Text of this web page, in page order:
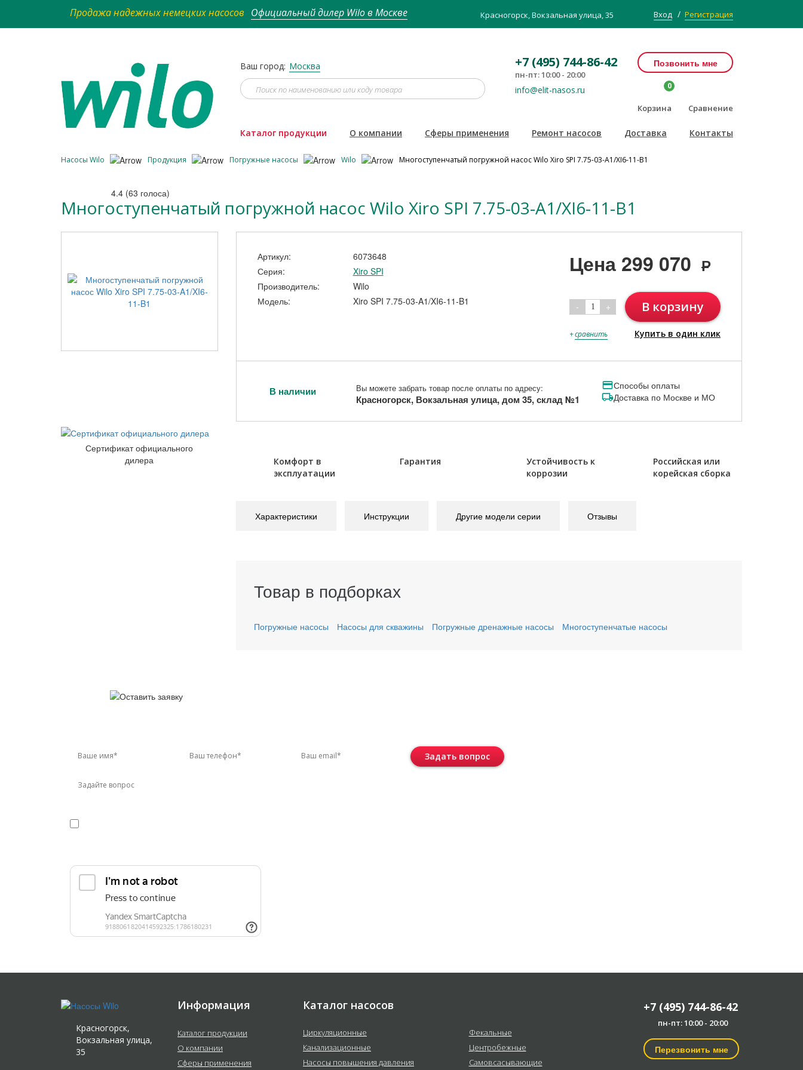
Продажа надежных немецких насосов Официальный дилер Wilo в Москве Красногорск, Вокзальная улица, 35 Вход / Регистрация
Ваш город: Москва +7 (495) 744-86-42
пн-пт: 10:00 - 20:00
info@elit-nasos.ru
Позвонить мне
Корзина
0
Сравнение
Каталог продукции О компании Сферы применения Ремонт насосов Доставка Контакты
Насосы Wilo Продукция Погружные насосы Wilo Многоступенчатый погружной насос Wilo Xiro SPI 7.75-03-A1/XI6-11-B1
4.4 (63 голоса)
Многоступенчатый погружной насос Wilo Xiro SPI 7.75-03-A1/XI6-11-B1
Сертификат официального
дилера
Артикул:
6073648
Серия:
Xiro SPI
Производитель:
Wilo
Модель:
Xiro SPI 7.75-03-A1/XI6-11-B1
Цена 299 070 Р
- 1 + В корзину
+сравнить Купить в один клик
В наличии Вы можете забрать товар после оплаты по адресу:
Красногорск, Вокзальная улица, дом 35, склад №1
Способы оплаты
Доставка по Москве и МО
Комфорт в
эксплуатации
Гарантия
Устойчивость к
коррозии
Российская или
корейская сборка
Характеристики Инструкции Другие модели серии Отзывы
Товар в подборках
Погружные насосы Насосы для скважины Погружные дренажные насосы Многоступенчатые насосы
Задать вопрос
Красногорск,
Вокзальная улица,
35
Информация
Каталог продукции
О компании
Сферы применения
Каталог насосов
Циркуляционные
Канализационные
Насосы повышения давления
Фекальные
Центробежные
Самовсасывающие
+7 (495) 744-86-42
пн-пт: 10:00 - 20:00
Перезвонить мне